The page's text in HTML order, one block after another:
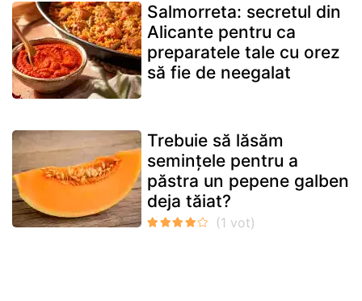
Salmorreta: secretul din
Alicante pentru ca
preparatele tale cu orez
să fie de neegalat
Trebuie să lăsăm
semințele pentru a
păstra un pepene galben
deja tăiat?